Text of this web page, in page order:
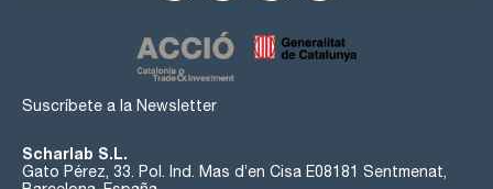
Suscríbete a la Newsletter
Scharlab S.L.
Gato Pérez, 33. Pol. Ind. Mas d’en Cisa E08181 Sentmenat,